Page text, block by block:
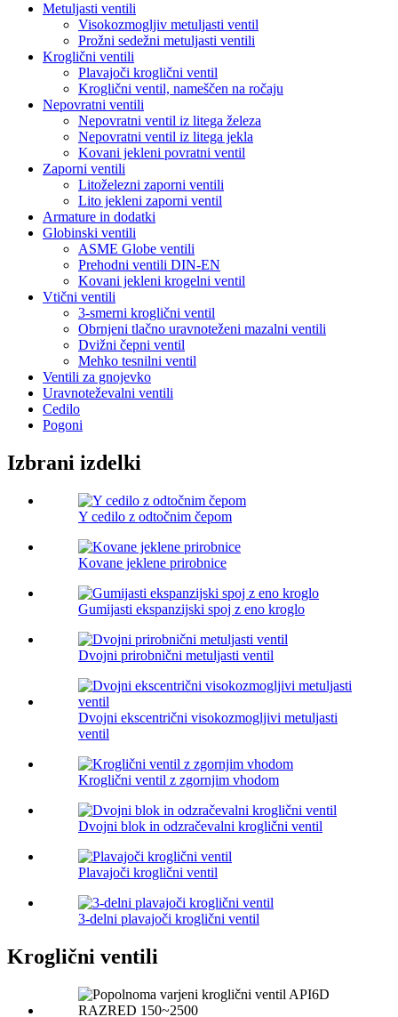
Metuljasti ventili
Visokozmogljiv metuljasti ventil
Prožni sedežni metuljasti ventili
Kroglični ventili
Plavajoči kroglični ventil
Kroglični ventil, nameščen na ročaju
Nepovratni ventili
Nepovratni ventil iz litega železa
Nepovratni ventil iz litega jekla
Kovani jekleni povratni ventil
Zaporni ventili
Litoželezni zaporni ventili
Lito jekleni zaporni ventil
Armature in dodatki
Globinski ventili
ASME Globe ventili
Prehodni ventili DIN-EN
Kovani jekleni krogelni ventil
Vtični ventili
3-smerni kroglični ventil
Obrnjeni tlačno uravnoteženi mazalni ventili
Dvižni čepni ventil
Mehko tesnilni ventil
Ventili za gnojevko
Uravnoteževalni ventili
Cedilo
Pogoni
Izbrani izdelki
Y cedilo z odtočnim čepom
Kovane jeklene prirobnice
Gumijasti ekspanzijski spoj z eno kroglo
Dvojni prirobnični metuljasti ventil
Dvojni ekscentrični visokozmogljivi metuljasti
ventil
Kroglični ventil z zgornjim vhodom
Dvojni blok in odzračevalni kroglični ventil
Plavajoči kroglični ventil
3-delni plavajoči kroglični ventil
Kroglični ventili